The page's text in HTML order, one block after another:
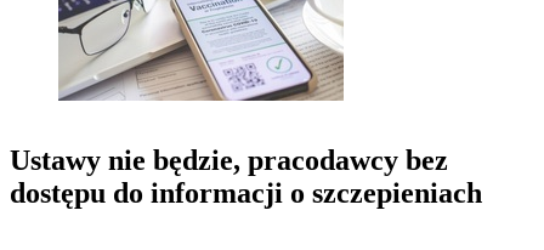
Ustawy nie będzie, pracodawcy bez
dostępu do informacji o szczepieniach